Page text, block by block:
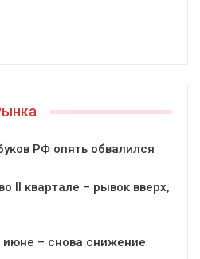
РФ опять обвалился
II квартале – рывок вверх,
– снова снижение